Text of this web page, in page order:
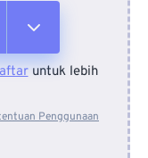
untuk lebih
Penggunaan